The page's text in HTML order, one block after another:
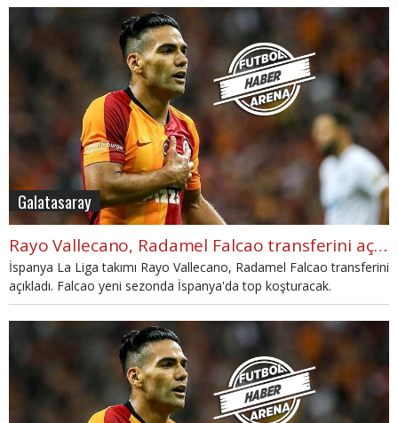
Galatasaray
Rayo Vallecano, Radamel Falcao transferini açıkladı
İspanya La Liga takımı Rayo Vallecano, Radamel Falcao transferini
açıkladı. Falcao yeni sezonda İspanya'da top koşturacak.